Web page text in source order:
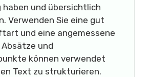
haben und übersichtlich
Verwenden Sie eine gut
und eine angemessene
und
können verwendet
Text zu strukturieren.